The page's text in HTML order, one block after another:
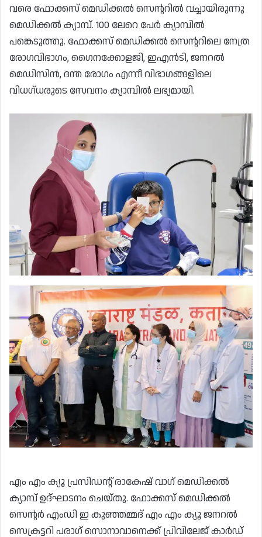
വരെ ഫോക്കസ് മെഡിക്കൽ സെൻ്ററിൽ വച്ചായിരുന്നു
മെഡിക്കൽ ക്യാമ്പ്. 100 ലേറെ പേർ ക്യാമ്പിൽ
പങ്കെടുത്തു. ഫോക്കസ് മെഡിക്കൽ സെൻ്ററിലെ നേത്ര
രോഗവിഭാഗം, ഗൈനക്കോളജി, ഇഎൻടി, ജനറൽ
മെഡിസിൻ, ദന്ത രോഗം എന്നീ വിഭാഗങ്ങളിലെ
വിധഗ്ധരുടെ സേവനം ക്യാമ്പിൽ ലഭ്യമായി.
എം എം ക്യൂ പ്രസിഡൻ്റ് രാകേഷ് വാഗ് മെഡിക്കൽ
ക്യാമ്പ് ഉദ്ഘാടനം ചെയ്തു. ഫോക്കസ് മെഡിക്കൽ
സെൻ്റർ എംഡി ഇ കുഞ്ഞമ്മദ് എം എം ക്യൂ ജനറൽ
സെക്രട്ടറി പരാഗ് സൊനാവാനെക്ക് പ്രിവിലേജ് കാർഡ്